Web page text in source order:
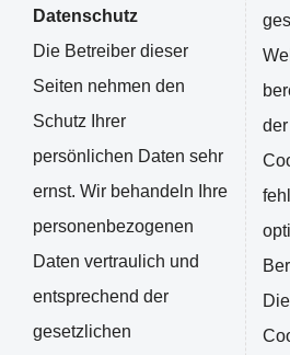
Datenschutz
Die Betreiber dieser
Seiten nehmen den
Schutz Ihrer
persönlichen Daten sehr
ernst. Wir behandeln Ihre
personenbezogenen
Daten vertraulich und
entsprechend der
gesetzlichen